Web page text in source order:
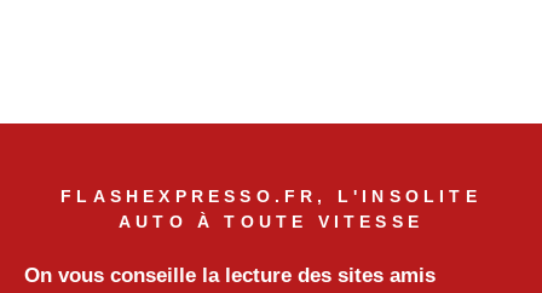
FLASHEXPRESSO.FR, L'INSOLITE
AUTO À TOUTE VITESSE
On vous conseille la lecture des sites amis